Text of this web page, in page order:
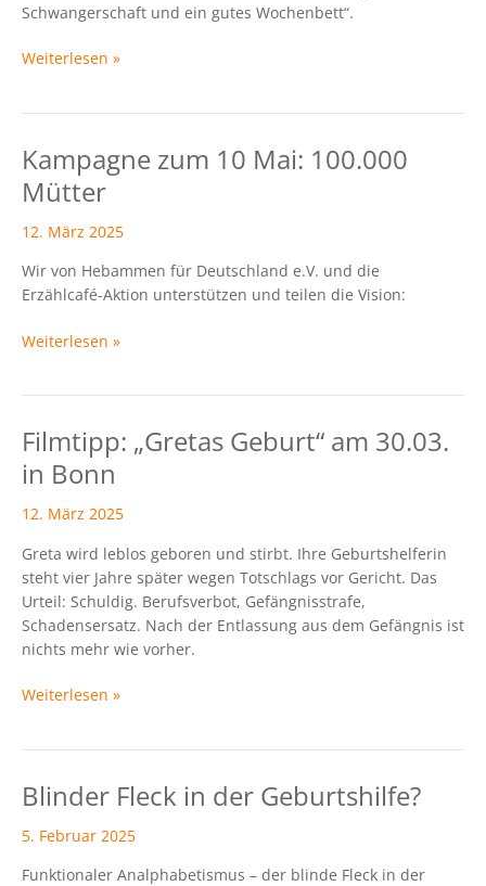
Schwangerschaft und ein gutes Wochenbett“.
Weiterlesen »
Kampagne zum 10 Mai: 100.000
Mütter
12. März 2025
Wir von Hebammen für Deutschland e.V. und die
Erzählcafé-Aktion unterstützen und teilen die Vision:
Kampagne
zum
10
Mai:
Mütter
Weiterlesen »
Filmtipp: „Gretas Geburt“ am 30.03.
in Bonn
12. März 2025
Greta wird leblos geboren und stirbt. Ihre Geburtshelferin
steht vier Jahre später wegen Totschlags vor Gericht. Das
Urteil: Schuldig. Berufsverbot, Gefängnisstrafe,
Schadensersatz. Nach der Entlassung aus dem Gefängnis ist
nichts mehr wie vorher.
Filmtipp:
„Gretas
Geburt“
am
in
Bonn
Weiterlesen »
Blinder Fleck in der Geburtshilfe?
5. Februar 2025
Funktionaler Analphabetismus – der blinde Fleck in der
Blinder
in